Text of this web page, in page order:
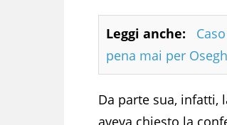
Leggi anche:
pena mai per
Da parte sua, infatti,
aveva chiesto la